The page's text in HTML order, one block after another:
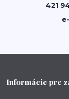
421
Informácie pre